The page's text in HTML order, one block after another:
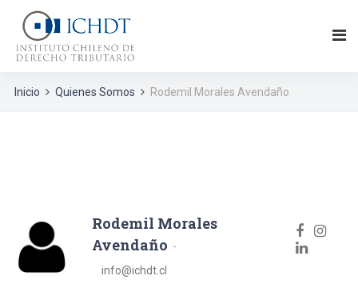
Inicio Quienes Somos Rodemil Morales Avendaño
Rodemil Morales
Avendaño
info@ichdt.cl